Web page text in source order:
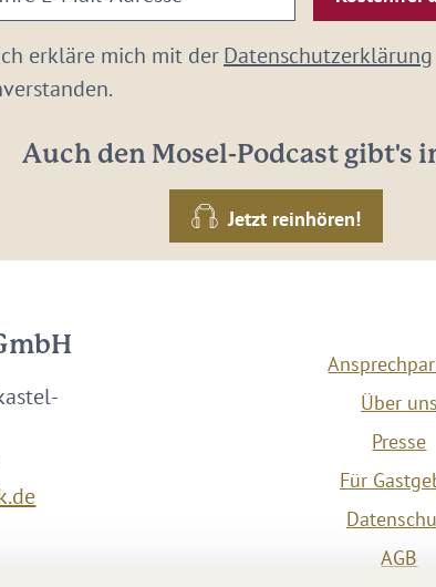
erkläre mich mit derDatenschutzerklärung
Auch den Mosel-Podcast gibt's
Jetzt reinhören!
Über uns
Presse
Für
AGB